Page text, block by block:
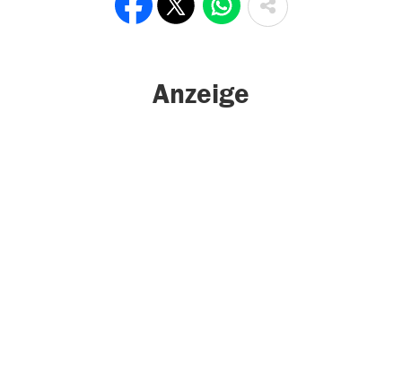
Anzeige